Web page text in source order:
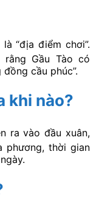
“địa điểm chơi”.
Gầu Tào có
cầu phúc”.
khi nào?
ra vào đầu xuân,
phương, thời gian